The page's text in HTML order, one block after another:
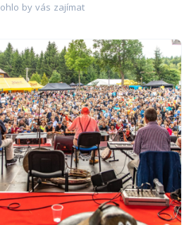
by vás zajímat